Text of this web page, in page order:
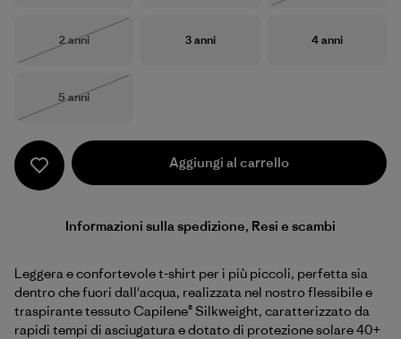
Taglia
2 anni
Taglia
3 anni Taglia
4 anni
Taglia
5 anni
Aggiungi al carrello
Informazioni sulla spedizione, Resi e scambi
Leggera e confortevole t-shirt per i più piccoli, perfetta sia
dentro che fuori dall'acqua, realizzata nel nostro flessibile e
traspirante tessuto Capilene® Silkweight, caratterizzato da
rapidi tempi di asciugatura e dotato di protezione solare 40+